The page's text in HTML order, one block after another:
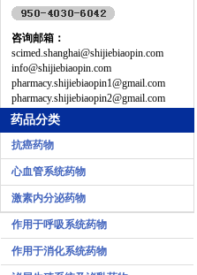
咨询邮箱：
scimed.shanghai@shijiebiaopin.com
info@shijiebiaopin.com
pharmacy.shijiebiaopin1@gmail.com
pharmacy.shijiebiaopin2@gmail.com
药品分类
抗癌药物
心血管系统药物
激素内分泌药物
作用于呼吸系统药物
作用于消化系统药物